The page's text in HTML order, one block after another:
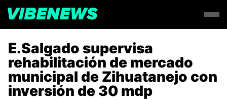
E.Salgado supervisa
rehabilitación de mercado
municipal de Zihuatanejo con
inversión de 30 mdp